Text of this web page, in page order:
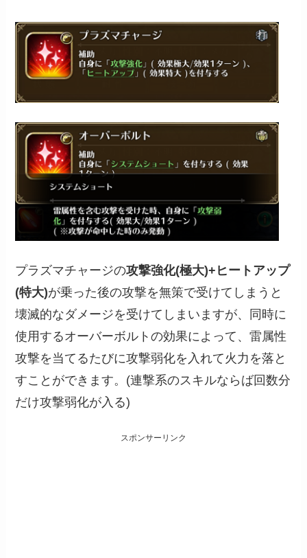
プラズマチャージの攻撃強化(極大)+ヒートアップ
(特大)が乗った後の攻撃を無策で受けてしまうと
壊滅的なダメージを受けてしまいますが、同時に
使用するオーバーボルトの効果によって、雷属性
攻撃を当てるたびに攻撃弱化を入れて火力を落と
すことができます。(連撃系のスキルならば回数分
だけ攻撃弱化が入る)
スポンサーリンク